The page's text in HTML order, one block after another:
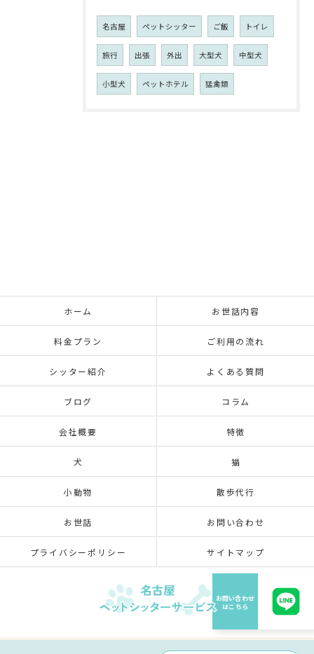
名古屋 ペットシッター ご飯 トイレ
旅行 出張 外出 大型犬 中型犬
小型犬 ペットホテル 猛禽類
ホーム お世話内容
料金プラン ご利用の流れ
シッター紹介 よくある質問
ブログ コラム
会社概要 特徴
犬 猫
小動物 散歩代行
お世話 お問い合わせ
プライバシーポリシー サイトマップ